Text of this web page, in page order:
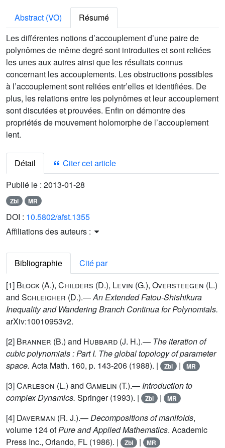
Abstract (VO)
Résumé
Les différentes notions d’accouplement d’une paire de
polynômes de même degré sont introduites et sont reliées
les unes aux autres ainsi que les résultats connus
concernant les accouplements. Les obstructions possibles
à l’accouplement sont reliées entr’elles et identifiées. De
plus, les relations entre les polynômes et leur accouplement
sont discutées et prouvées. Enfin on démontre des
propriétés de mouvement holomorphe de l’accouplement
lent.
Détail
Citer cet article
Publié le : 2013-01-28
Zbl MR
DOI : 10.5802/afst.1355
Affiliations des auteurs :
Bibliographie
Cité par
[1] Block (A.), Childers (D.), Levin (G.), Oversteegen (L.)
and Schleicher (D.).—An Extended Fatou-Shishikura
Inequality and Wandering Branch Continua for Polynomials.
arXiv:10010953v2.
[2] Branner (B.) and Hubbard (J. H.).— The iteration of
cubic polynomials : Part I. The global topology of parameter
space. Acta Math. 160, p. 143-206 (1988). | Zbl | MR
[3]Carleson (L.) and Gamelin (T.).— Introduction to
complex Dynamics. Springer (1993). | Zbl | MR
[4] Daverman (R. J.).—Decompositions of manifolds,
volume 124 ofPure and Applied Mathematics. Academic
Press Inc., Orlando, FL (1986). |
Zbl | MR